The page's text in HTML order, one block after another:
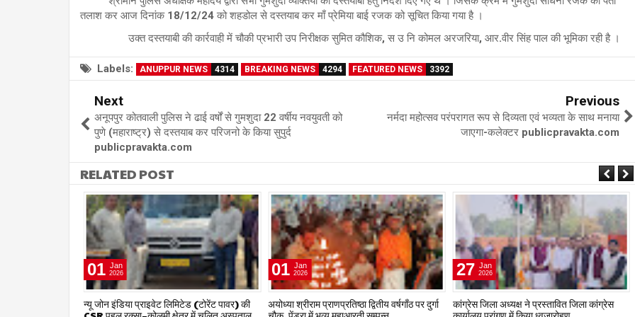
तलाश कर आज दिनांक 18/12/24 को शहडोल से दस्तयाब कर माँ प्रेमिया बाई रजक को सूचित किया गया है ।
उक्त दस्तयाबी की कार्रवाही में चौकी प्रभारी उप निरीक्षक सुमित कौशिक, स उ नि कोमल अरजरिया, आर.वीर सिंह पाल की भूमिका रही है ।
Labels: ANUPPUR NEWS 4314 BREAKING NEWS 4294 FEATURED NEWS 3392
Next
अनूपपुर कोतवाली पुलिस ने ढाई वर्षों से गुमशुदा 22 वर्षीय नवयुवती को
पुणे (महाराष्ट्र) से दस्तयाब कर परिजनो के किया सुपुर्द
publicpravakta.com
Previous
नर्मदा महोत्सव परंपरागत रूप से दिव्यता एवं भव्यता के साथ मनाया
जाएगा-कलेक्टर publicpravakta.com
RELATED POST
01 Jan
2026
न्यू जोन इंडिया प्राइवेट लिमिटेड (टोरेंट पावर) की
01 Jan
2026
अयोध्या श्रीराम प्राणप्रतिष्ठा द्वितीय वर्षगाँठ पर दुर्गा
27 Jan
2026
कांग्रेस जिला अध्यक्ष ने प्रस्तावित जिला कांग्रेस